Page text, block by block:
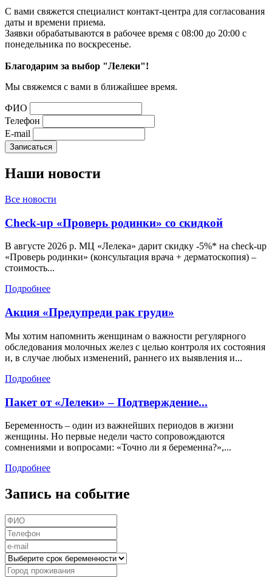
С вами свяжется специалист контакт-центра для согласования
даты и времени приема.
Заявки обрабатываются в рабочее время с 08:00 до 20:00 с
понедельника по воскресенье.
Благодарим за выбор "Лелеки"!
Мы свяжемся с вами в ближайшее время.
ФИО
Телефон
E-mail
Наши новости
Все новости
Check-up «Проверь родинки» со скидкой
В августе 2026 р. МЦ «Лелека» дарит скидку -5%* на check-up
«Проверь родинки» (консультация врача + дерматоскопия) –
стоимость...
Подробнее
Акция «Предупреди рак груди»
Мы хотим напомнить женщинам о важности регулярного
обследования молочных желез с целью контроля их состояния
и, в случае любых изменений, раннего их выявления и...
Подробнее
Пакет от «Лелеки» – Подтверждение...
Беременность – один из важнейших периодов в жизни
женщины. Но первые недели часто сопровождаются
сомнениями и вопросами: «Точно ли я беременна?»,...
Подробнее
Запись на событие